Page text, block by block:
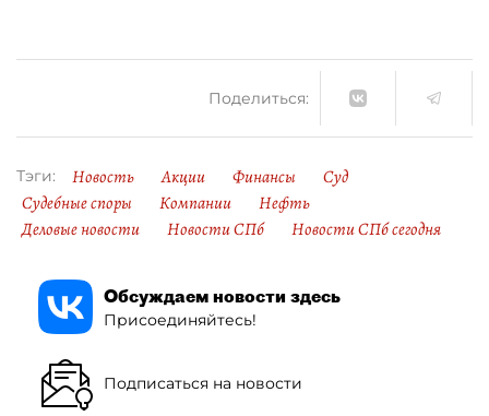
Поделиться:
Тэги: Новость Акции Финансы
Суд
Судебные споры
Компании
Нефть
Деловые новости
Новости СПб Новости СПб сегодня
Обсуждаем новости здесь
Присоединяйтесь!
Подписаться на новости